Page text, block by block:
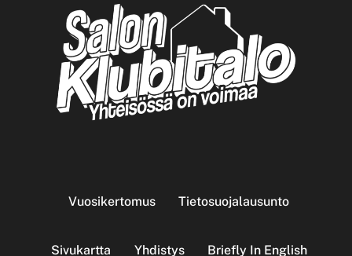
Vuosikertomus Tietosuojalausunto
Sivukartta Yhdistys Briefly In English